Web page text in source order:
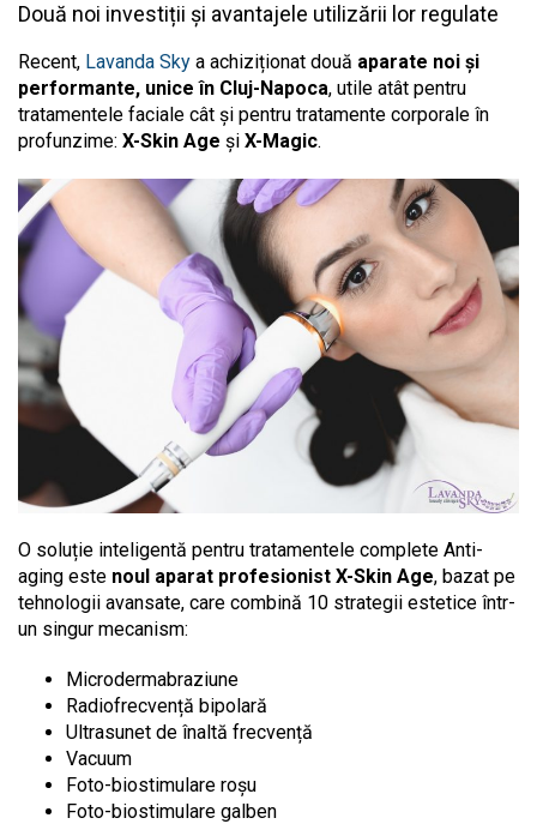
Două noi investiții și avantajele utilizării lor regulate
Recent, Lavanda Sky a achiziționat două aparate noi și
performante, unice în Cluj-Napoca, utile atât pentru
tratamentele faciale cât și pentru tratamente corporale în
profunzime: X-Skin Age și X-Magic.
O soluție inteligentă pentru tratamentele complete Anti-
aging este noul aparat profesionist X-Skin Age, bazat pe
tehnologii avansate, care combină 10 strategii estetice într-
un singur mecanism:
Microdermabraziune
Radiofrecvență bipolară
Ultrasunet de înaltă frecvență
Vacuum
Foto-biostimulare roșu
Foto-biostimulare galben